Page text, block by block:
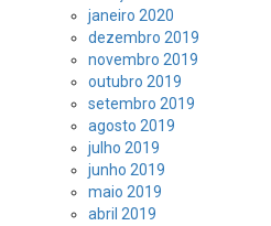
janeiro 2020
dezembro 2019
novembro 2019
outubro 2019
setembro 2019
agosto 2019
julho 2019
junho 2019
maio 2019
abril 2019